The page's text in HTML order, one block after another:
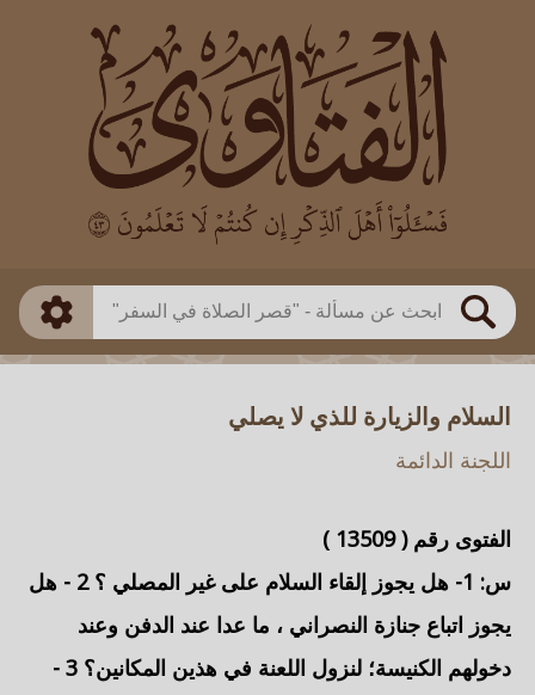
بحث
العالم
بن باز
بن العثيمين
اللجنة الدائمة
طريقة البحث
ذكي
السلام والزيارة للذي لا يصلي
اللجنة الدائمة
الفتوى رقم (13509
)
س: 1- هل يجوز
إلقاء السلام على غير المصلي
؟ 2 - هل
يجوز اتباع جنازة النصراني ، ما عدا عند الدفن وعند
دخولهم الكنيسة؛ لنزول اللعنة في هذين المكانين؟ 3 -